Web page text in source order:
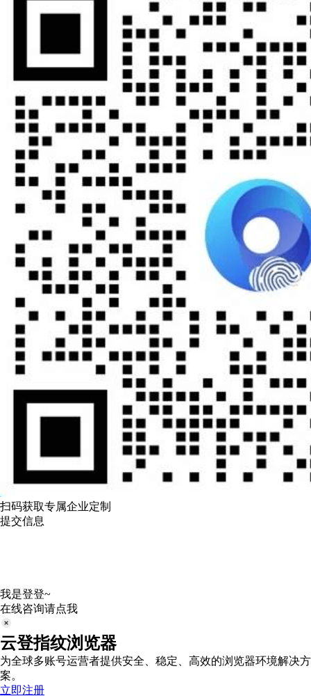
扫码获取专属企业定制
提交信息
我是登登~
在线咨询请点我
云登指纹浏览器
为全球多账号运营者提供安全、稳定、高效的浏览器环境解决方
案。
立即注册